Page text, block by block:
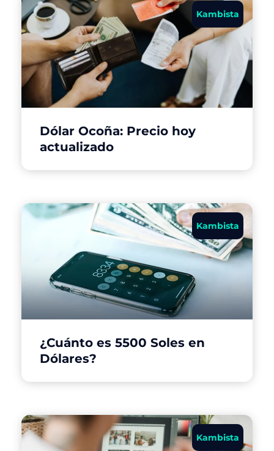
Kambista
Dólar Ocoña: Precio hoy
actualizado
Kambista
¿Cuánto es 5500 Soles en
Dólares?
Kambista